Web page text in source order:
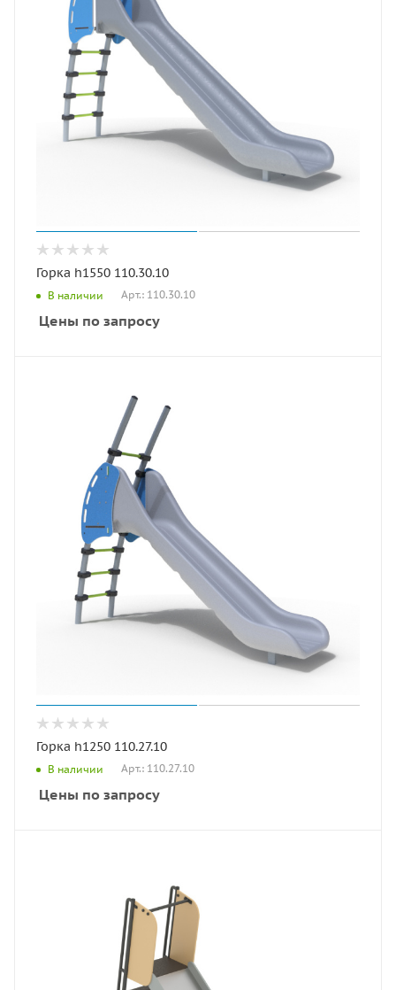
Горка h1550 110.30.10
В наличии Арт.: 110.30.10
Цены по запросу
Горка h1250 110.27.10
В наличии Арт.: 110.27.10
Цены по запросу